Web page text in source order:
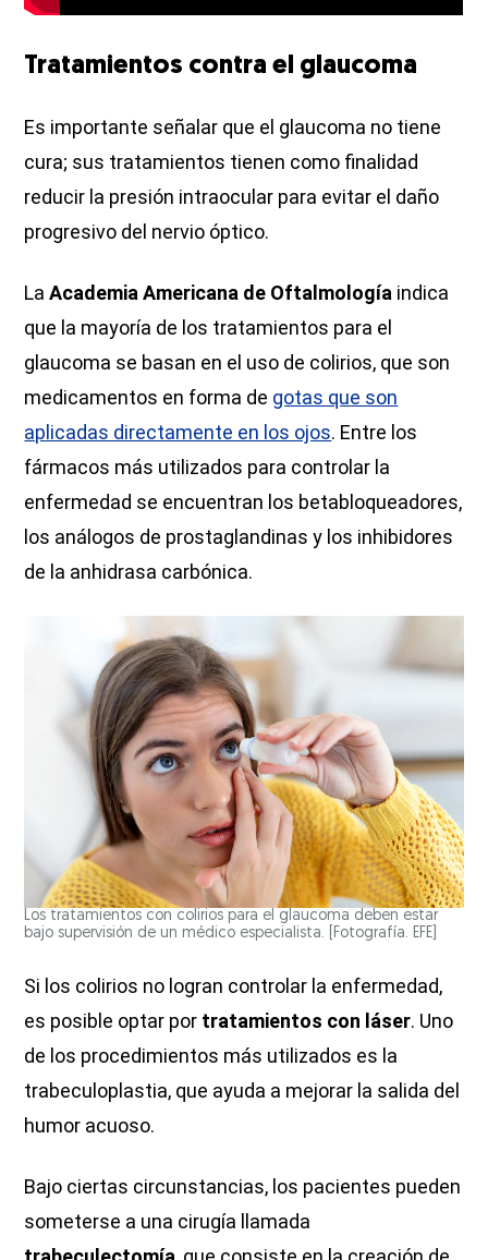
Tratamientos contra el glaucoma
Es importante señalar que el glaucoma no tiene
cura; sus tratamientos tienen como finalidad
reducir la presión intraocular para evitar el daño
progresivo del nervio óptico.
LaAcademia Americana de Oftalmología indica
que la mayoría de los tratamientos para el
glaucoma se basan en el uso de colirios, que son
medicamentos en forma de gotas que son
aplicadas directamente en los ojos. Entre los
fármacos más utilizados para controlar la
enfermedad se encuentran los betabloqueadores,
los análogos de prostaglandinas y los inhibidores
de la anhidrasa carbónica.
Los tratamientos con colirios para el glaucoma deben estar
bajo supervisión de un médico especialista. [Fotografía. EFE]
Si los colirios no logran controlar la enfermedad,
es posible optar por tratamientos con láser. Uno
de los procedimientos más utilizados es la
trabeculoplastia, que ayuda a mejorar la salida del
humor acuoso.
Bajo ciertas circunstancias, los pacientes pueden
someterse a una cirugía llamada